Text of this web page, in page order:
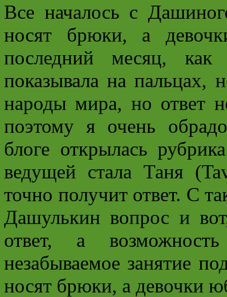
Все началось с
носят брюки, а
последний месяц,
показывала на пальцах,
народы мира, но ответ
поэтому я очень
блоге открылась
ведущей стала Таня
точно получит ответ. С
Дашулькин вопрос и
ответ, а
незабываемое занятие
носят брюки, а девочки